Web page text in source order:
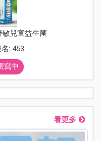
敏兒童益生菌
: 453
寫中
看更多